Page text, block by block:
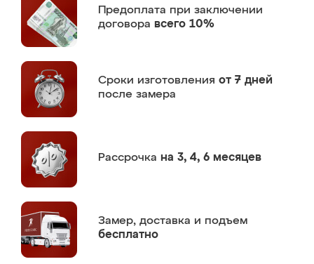
Предоплата при заключении
договора всего 10%
Сроки изготовления от 7 дней
после замера
Рассрочка на 3, 4, 6 месяцев
Замер, доставка и подъем
бесплатно